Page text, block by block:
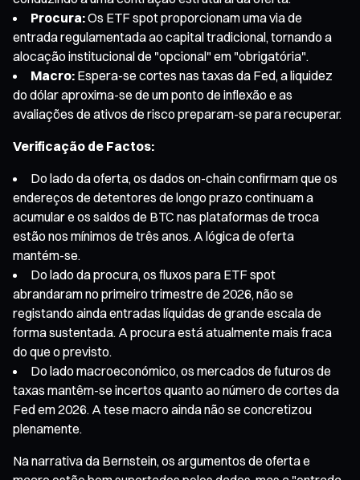
Procura:Os ETF spot proporcionam uma via de
entrada regulamentada ao capital tradicional, tornando a
alocação institucional de "opcional" em "obrigatória".
Macro: Espera-se cortes nas taxas da Fed, a liquidez
do dólar aproxima-se de um ponto de inflexão e as
avaliações de ativos de risco preparam-se para recuperar.
Verificação de Factos:
Do lado da oferta, os dados on-chain confirmam que os
endereços de detentores de longo prazo continuam a
acumular e os saldos de BTC nas plataformas de troca
estão nos mínimos de três anos. A lógica de oferta
mantém-se.
Do lado da procura, os fluxos para ETF spot
abrandaram no primeiro trimestre de 2026, não se
registando ainda entradas líquidas de grande escala de
forma sustentada. A procura está atualmente mais fraca
do que o previsto.
Do lado macroeconómico, os mercados de futuros de
taxas mantêm-se incertos quanto ao número de cortes da
Fed em 2026. A tese macro ainda não se concretizou
plenamente.
Na narrativa da Bernstein, os argumentos de oferta e